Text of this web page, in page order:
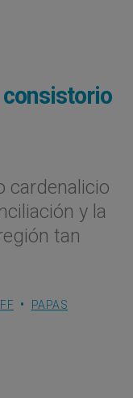
cardenalicio
y la
tan
PAPAS